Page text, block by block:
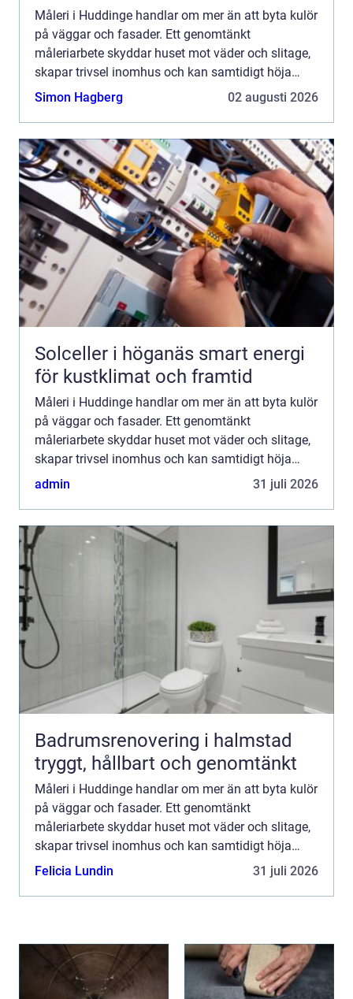
Måleri i Huddinge handlar om mer än att byta kulör
på väggar och fasader. Ett genomtänkt
måleriarbete skyddar huset mot väder och slitage,
skapar trivsel inomhus och kan samtidigt höja
värdet på bostaden. För den som planerar en
Simon Hagberg 02 augusti 2026
Solceller i höganäs smart energi
för kustklimat och framtid
Måleri i Huddinge handlar om mer än att byta kulör
på väggar och fasader. Ett genomtänkt
måleriarbete skyddar huset mot väder och slitage,
skapar trivsel inomhus och kan samtidigt höja
värdet på bostaden. För den som planerar en
admin 31 juli 2026
Badrumsrenovering i halmstad
tryggt, hållbart och genomtänkt
Måleri i Huddinge handlar om mer än att byta kulör
på väggar och fasader. Ett genomtänkt
måleriarbete skyddar huset mot väder och slitage,
skapar trivsel inomhus och kan samtidigt höja
värdet på bostaden. För den som planerar en
Felicia Lundin 31 juli 2026